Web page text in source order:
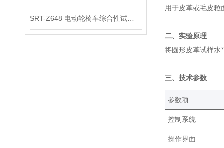
用于皮革或毛皮
二、实验原理
将圆形皮革试样水
三、技术参数
‌参数项‌
控制系统
操作界面